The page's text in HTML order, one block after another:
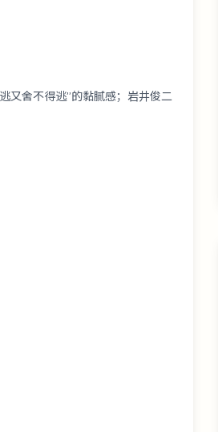
又舍不得逃”的黏腻感；岩井俊二